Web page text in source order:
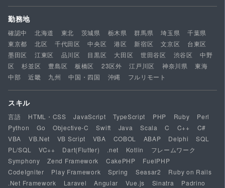
勤務地
確認中 北海道 東北 茨城県 栃木県 群馬県 埼玉県
千葉県
東京都
北区 千代田区 中央区 港区 新宿区 文京区
台東区
墨田区
江東区 品川区 目黒区 大田区 世田谷区 渋谷区
中野
区
杉並区 豊島区 板橋区 23区外 江戸川区 神奈川県
東海
中部
近畿 九州 中国・四国 沖縄 フルリモート
スキル
言語 HTML・CSS JavaScript TypeScript PHP Ruby
Perl
Python
Go Objective-C Swift Java Scala C C++
C#
VBA
VB.Net VB Script VBA COBOL ABAP Delphi
SQL
PL/SQL
VC++ Dart(Flutter) .net Kotlin
フレームワーク
Symphony
Zend Framework CakePHP
FuelPHP
CodeIgniter
Play Framework Spring Seasar2
Ruby on Rails
.Net Framework
Laravel Angular Vue.js Sinatra
Padrino